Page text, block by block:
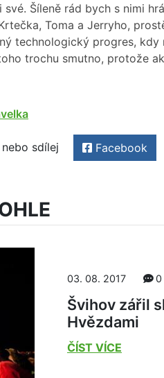
Šíleně rád bych s nimi
Toma a Jerryho,
technologický progres, kdy
trochu smutno, protože
nebo sdílej Facebook
03. 08. 2017 0
Švihov zářil
Hvězdami
ČÍST VÍCE